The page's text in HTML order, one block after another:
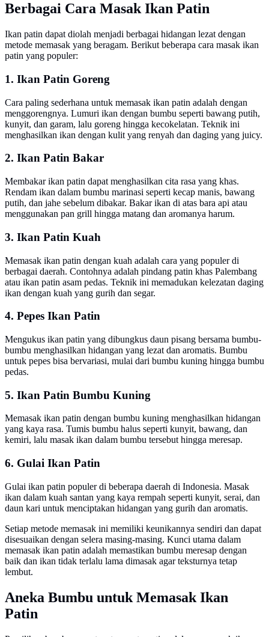
Berbagai Cara Masak Ikan Patin
Ikan patin dapat diolah menjadi berbagai hidangan lezat dengan
metode memasak yang beragam. Berikut beberapa cara masak ikan
patin yang populer:
1. Ikan Patin Goreng
Cara paling sederhana untuk memasak ikan patin adalah dengan
menggorengnya. Lumuri ikan dengan bumbu seperti bawang putih,
kunyit, dan garam, lalu goreng hingga kecokelatan. Teknik ini
menghasilkan ikan dengan kulit yang renyah dan daging yang juicy.
2. Ikan Patin Bakar
Membakar ikan patin dapat menghasilkan cita rasa yang khas.
Rendam ikan dalam bumbu marinasi seperti kecap manis, bawang
putih, dan jahe sebelum dibakar. Bakar ikan di atas bara api atau
menggunakan pan grill hingga matang dan aromanya harum.
3. Ikan Patin Kuah
Memasak ikan patin dengan kuah adalah cara yang populer di
berbagai daerah. Contohnya adalah pindang patin khas Palembang
atau ikan patin asam pedas. Teknik ini memadukan kelezatan daging
ikan dengan kuah yang gurih dan segar.
4. Pepes Ikan Patin
Mengukus ikan patin yang dibungkus daun pisang bersama bumbu-
bumbu menghasilkan hidangan yang lezat dan aromatis. Bumbu
untuk pepes bisa bervariasi, mulai dari bumbu kuning hingga bumbu
pedas.
5. Ikan Patin Bumbu Kuning
Memasak ikan patin dengan bumbu kuning menghasilkan hidangan
yang kaya rasa. Tumis bumbu halus seperti kunyit, bawang, dan
kemiri, lalu masak ikan dalam bumbu tersebut hingga meresap.
6. Gulai Ikan Patin
Gulai ikan patin populer di beberapa daerah di Indonesia. Masak
ikan dalam kuah santan yang kaya rempah seperti kunyit, serai, dan
daun kari untuk menciptakan hidangan yang gurih dan aromatis.
Setiap metode memasak ini memiliki keunikannya sendiri dan dapat
disesuaikan dengan selera masing-masing. Kunci utama dalam
memasak ikan patin adalah memastikan bumbu meresap dengan
baik dan ikan tidak terlalu lama dimasak agar teksturnya tetap
lembut.
Aneka Bumbu untuk Memasak Ikan
Patin